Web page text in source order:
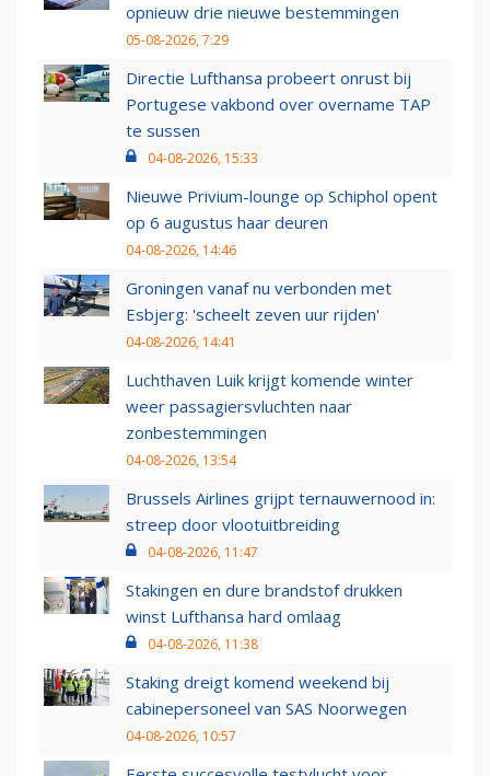
opnieuw drie nieuwe bestemmingen
05-08-2026, 7:29
Directie Lufthansa probeert onrust bij
Portugese vakbond over overname TAP
te sussen
04-08-2026, 15:33
Nieuwe Privium-lounge op Schiphol opent
op 6 augustus haar deuren
04-08-2026, 14:46
Groningen vanaf nu verbonden met
Esbjerg: 'scheelt zeven uur rijden'
04-08-2026, 14:41
Luchthaven Luik krijgt komende winter
weer passagiersvluchten naar
zonbestemmingen
04-08-2026, 13:54
Brussels Airlines grijpt ternauwernood in:
streep door vlootuitbreiding
04-08-2026, 11:47
Stakingen en dure brandstof drukken
winst Lufthansa hard omlaag
04-08-2026, 11:38
Staking dreigt komend weekend bij
cabinepersoneel van SAS Noorwegen
04-08-2026, 10:57